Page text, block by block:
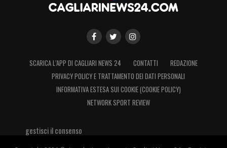
SCARICA L’APP DI CAGLIARI NEWS 24 CONTATTI
REDAZIONE
PRIVACY POLICY E TRATTAMENTO DEI DATI PERSONALI
INFORMATIVA ESTESA SUI COOKIE (COOKIE POLICY)
NETWORK SPORT REVIEW
gestisci il consenso